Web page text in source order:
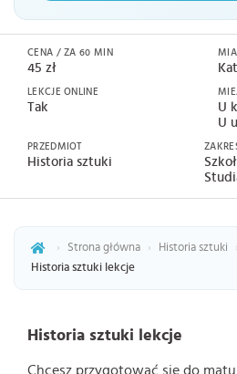
CENA / ZA 60 MIN
45 zł
LEKCJE ONLINE
Tak
U
U
PRZEDMIOT
Historia sztuki
› Strona główna › Historia sztuki ›
Historia sztuki lekcje
Historia sztuki lekcje
Chcesz przygotować się do